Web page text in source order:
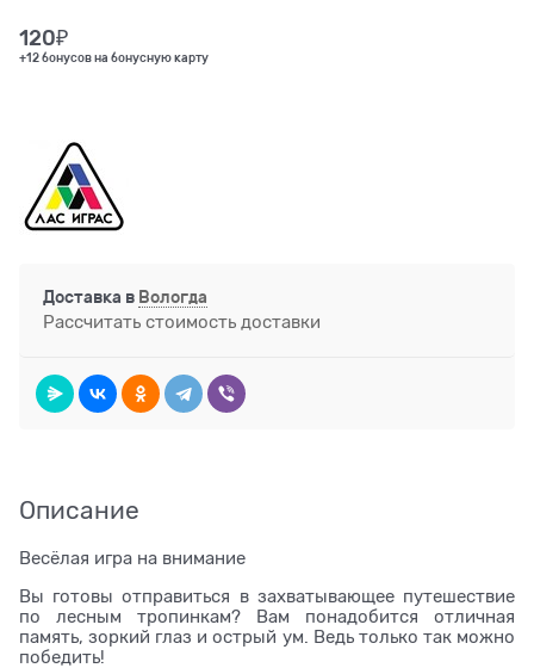
120₽
+12 бонусов на бонусную карту
Доставка в Вологда
Рассчитать стоимость доставки
Описание
Весёлая игра на внимание
Вы готовы отправиться в захватывающее путешествие
по лесным тропинкам? Вам понадобится отличная
память, зоркий глаз и острый ум. Ведь только так можно
победить!